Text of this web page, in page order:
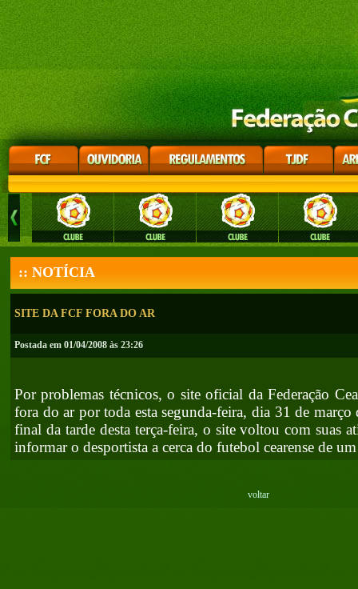
:: NOTÍCIA
SITE DA FCF FORA DO AR
Postada em 01/04/2008 às 23:26
Por problemas técnicos, o site oficial da Federação
fora do ar por toda esta segunda-feira, dia 31 de
final da tarde desta terça-feira, o site voltou com suas
informar o desportista a cerca do futebol cearense de
voltar